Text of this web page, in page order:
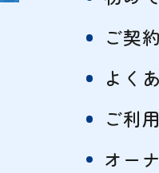
ご契
よく
ご利
オー
サイ